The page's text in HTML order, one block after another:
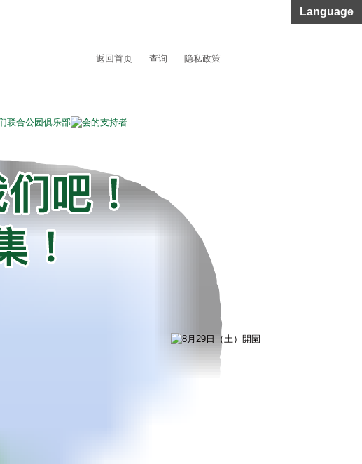
Language
返回首页 查询 隐私政策